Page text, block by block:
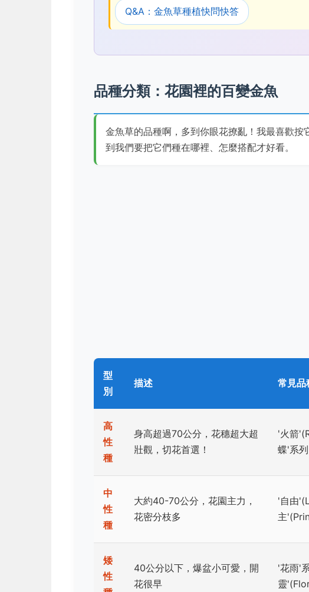
Q&A：金魚草種植快問快答
品種分類：花園裡的百變金魚
金魚草的品種啊，多到你眼花撩亂！我最喜歡
到我們要把它們種在哪裡、怎麼搭配才好看。
型
別
描述 常見品
高
性
種
身高超過70公分，花穗超大超
壯觀，切花首選！
'火箭
蝶'系列
中
性
種
大約40-70公分，花園主力，
花密分枝多
'自由
主
矮
性
40公分以下，爆盆小可愛，開
花很早
'花雨'
靈